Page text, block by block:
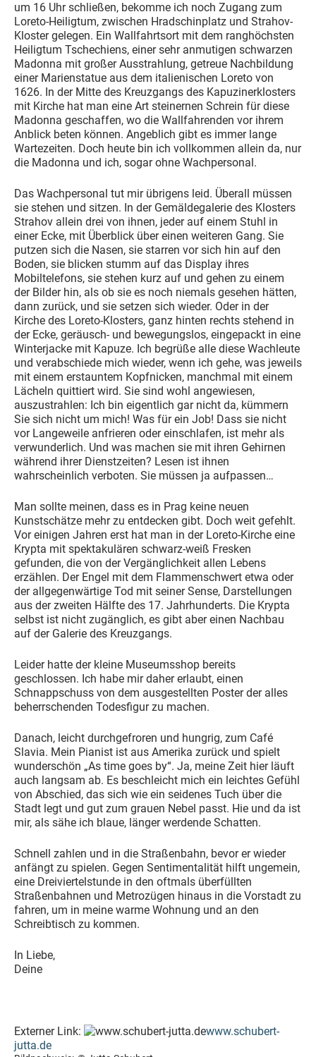
um 16 Uhr schließen, bekomme ich noch Zugang zum
Loreto-Heiligtum, zwischen Hradschinplatz und Strahov-
Kloster gelegen. Ein Wallfahrtsort mit dem ranghöchsten
Heiligtum Tschechiens, einer sehr anmutigen schwarzen
Madonna mit großer Ausstrahlung, getreue Nachbildung
einer Marienstatue aus dem italienischen Loreto von
1626. In der Mitte des Kreuzgangs des Kapuzinerklosters
mit Kirche hat man eine Art steinernen Schrein für diese
Madonna geschaffen, wo die Wallfahrenden vor ihrem
Anblick beten können. Angeblich gibt es immer lange
Wartezeiten. Doch heute bin ich vollkommen allein da, nur
die Madonna und ich, sogar ohne Wachpersonal.
Das Wachpersonal tut mir übrigens leid. Überall müssen
sie stehen und sitzen. In der Gemäldegalerie des Klosters
Strahov allein drei von ihnen, jeder auf einem Stuhl in
einer Ecke, mit Überblick über einen weiteren Gang. Sie
putzen sich die Nasen, sie starren vor sich hin auf den
Boden, sie blicken stumm auf das Display ihres
Mobiltelefons, sie stehen kurz auf und gehen zu einem
der Bilder hin, als ob sie es noch niemals gesehen hätten,
dann zurück, und sie setzen sich wieder. Oder in der
Kirche des Loreto-Klosters, ganz hinten rechts stehend in
der Ecke, geräusch- und bewegungslos, eingepackt in eine
Winterjacke mit Kapuze. Ich begrüße alle diese Wachleute
und verabschiede mich wieder, wenn ich gehe, was jeweils
mit einem erstauntem Kopfnicken, manchmal mit einem
Lächeln quittiert wird. Sie sind wohl angewiesen,
auszustrahlen: Ich bin eigentlich gar nicht da, kümmern
Sie sich nicht um mich! Was für ein Job! Dass sie nicht
vor Langeweile anfrieren oder einschlafen, ist mehr als
verwunderlich. Und was machen sie mit ihren Gehirnen
während ihrer Dienstzeiten? Lesen ist ihnen
wahrscheinlich verboten. Sie müssen ja aufpassen…
Man sollte meinen, dass es in Prag keine neuen
Kunstschätze mehr zu entdecken gibt. Doch weit gefehlt.
Vor einigen Jahren erst hat man in der Loreto-Kirche eine
Krypta mit spektakulären schwarz-weiß Fresken
gefunden, die von der Vergänglichkeit allen Lebens
erzählen. Der Engel mit dem Flammenschwert etwa oder
der allgegenwärtige Tod mit seiner Sense, Darstellungen
aus der zweiten Hälfte des 17. Jahrhunderts. Die Krypta
selbst ist nicht zugänglich, es gibt aber einen Nachbau
auf der Galerie des Kreuzgangs.
Leider hatte der kleine Museumsshop bereits
geschlossen. Ich habe mir daher erlaubt, einen
Schnappschuss von dem ausgestellten Poster der alles
beherrschenden Todesfigur zu machen.
Danach, leicht durchgefroren und hungrig, zum Café
Slavia. Mein Pianist ist aus Amerika zurück und spielt
wunderschön „As time goes by“. Ja, meine Zeit hier läuft
auch langsam ab. Es beschleicht mich ein leichtes Gefühl
von Abschied, das sich wie ein seidenes Tuch über die
Stadt legt und gut zum grauen Nebel passt. Hie und da ist
mir, als sähe ich blaue, länger werdende Schatten.
Schnell zahlen und in die Straßenbahn, bevor er wieder
anfängt zu spielen. Gegen Sentimentalität hilft ungemein,
eine Dreiviertelstunde in den oftmals überfüllten
Straßenbahnen und Metrozügen hinaus in die Vorstadt zu
fahren, um in meine warme Wohnung und an den
Schreibtisch zu kommen.
In Liebe,
Deine
Externer Link:
www.schubert-
jutta.de